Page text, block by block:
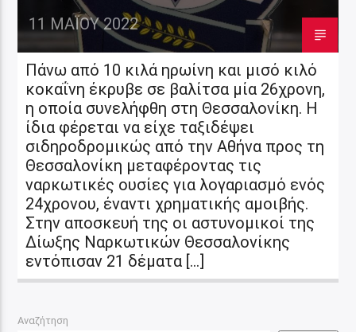
11 ΜΑΪ́ΟΥ 2022
Πάνω από 10 κιλά ηρωίνη και μισό κιλό
κοκαΐνη έκρυβε σε βαλίτσα μία 26χρονη,
η οποία συνελήφθη στη Θεσσαλονίκη. Η
ίδια φέρεται να είχε ταξιδέψει
σιδηροδρομικώς από την Αθήνα προς τη
Θεσσαλονίκη μεταφέροντας τις
ναρκωτικές ουσίες για λογαριασμό ενός
24χρονου, έναντι χρηματικής αμοιβής.
Στην αποσκευή της οι αστυνομικοί της
Δίωξης Ναρκωτικών Θεσσαλονίκης
εντόπισαν 21 δέματα […]
Αναζήτηση